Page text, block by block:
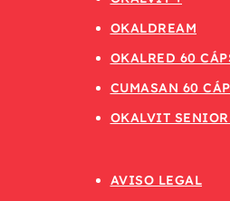
OKALDREAM
OKALRED 60
CUMASAN 60
OKALVIT
AVISO LEGAL